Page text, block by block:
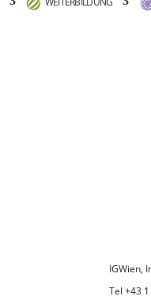
IGWien,
Tel +43